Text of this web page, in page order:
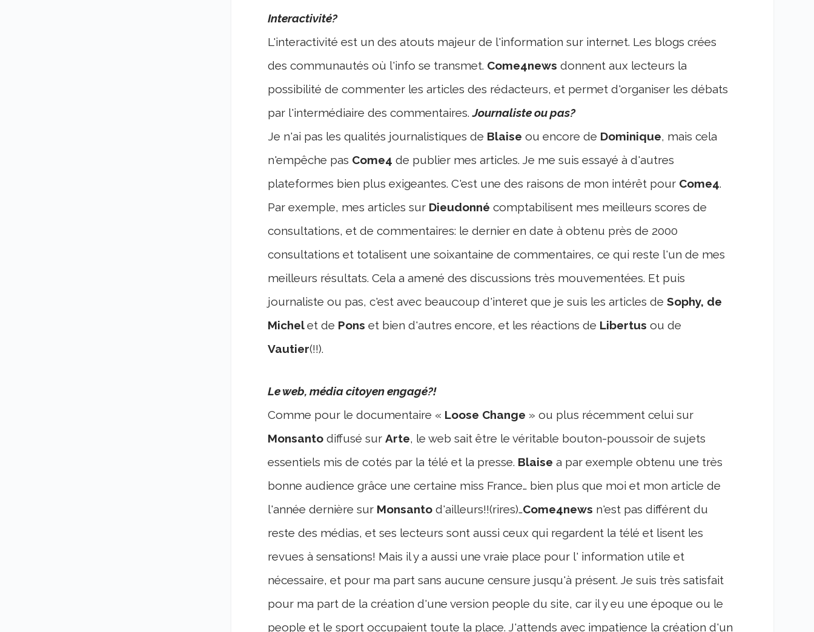
Interactivité?
L'interactivité est un des atouts majeur de l'information sur internet. Les blogs crées
des communautés où l'info se transmet. Come4news donnent aux lecteurs la
possibilité de commenter les articles des rédacteurs, et permet d'organiser les débats
par l'intermédiaire des commentaires.Journaliste ou pas?
Je n'ai pas les qualités journalistiques de Blaise ou encore de Dominique, mais cela
n'empêche pas Come4 de publier mes articles. Je me suis essayé à d'autres
plateformes bien plus exigeantes. C'est une des raisons de mon intérêt pour Come4.
Par exemple, mes articles sur Dieudonné comptabilisent mes meilleurs scores de
consultations, et de commentaires: le dernier en date à obtenu près de 2000
consultations et totalisent une soixantaine de commentaires, ce qui reste l'un de mes
meilleurs résultats. Cela a amené des discussions très mouvementées. Et puis
journaliste ou pas, c'est avec beaucoup d'interet que je suis les articles de Sophy, de
Michelet de Pons et bien d'autres encore, et les réactions de Libertus ou de
Vautier(!!).
Le web, média citoyen engagé?!
Comme pour le documentaire « Loose Change » ou plus récemment celui sur
Monsanto diffusé sur Arte, le web sait être le véritable bouton-poussoir de sujets
essentiels mis de cotés par la télé et la presse. Blaise a par exemple obtenu une très
bonne audience grâce une certaine miss France… bien plus que moi et mon article de
l'année dernière sur Monsanto d'ailleurs!!(rires)…Come4news n'est pas différent du
reste des médias, et ses lecteurs sont aussi ceux qui regardent la télé et lisent les
revues à sensations! Mais il y a aussi une vraie place pour l' information utile et
nécessaire, et pour ma part sans aucune censure jusqu'à présent. Je suis très satisfait
pour ma part de la création d'une version people du site, car il y eu une époque ou le
people et le sport occupaient toute la place. J'attends avec impatience la création d'un